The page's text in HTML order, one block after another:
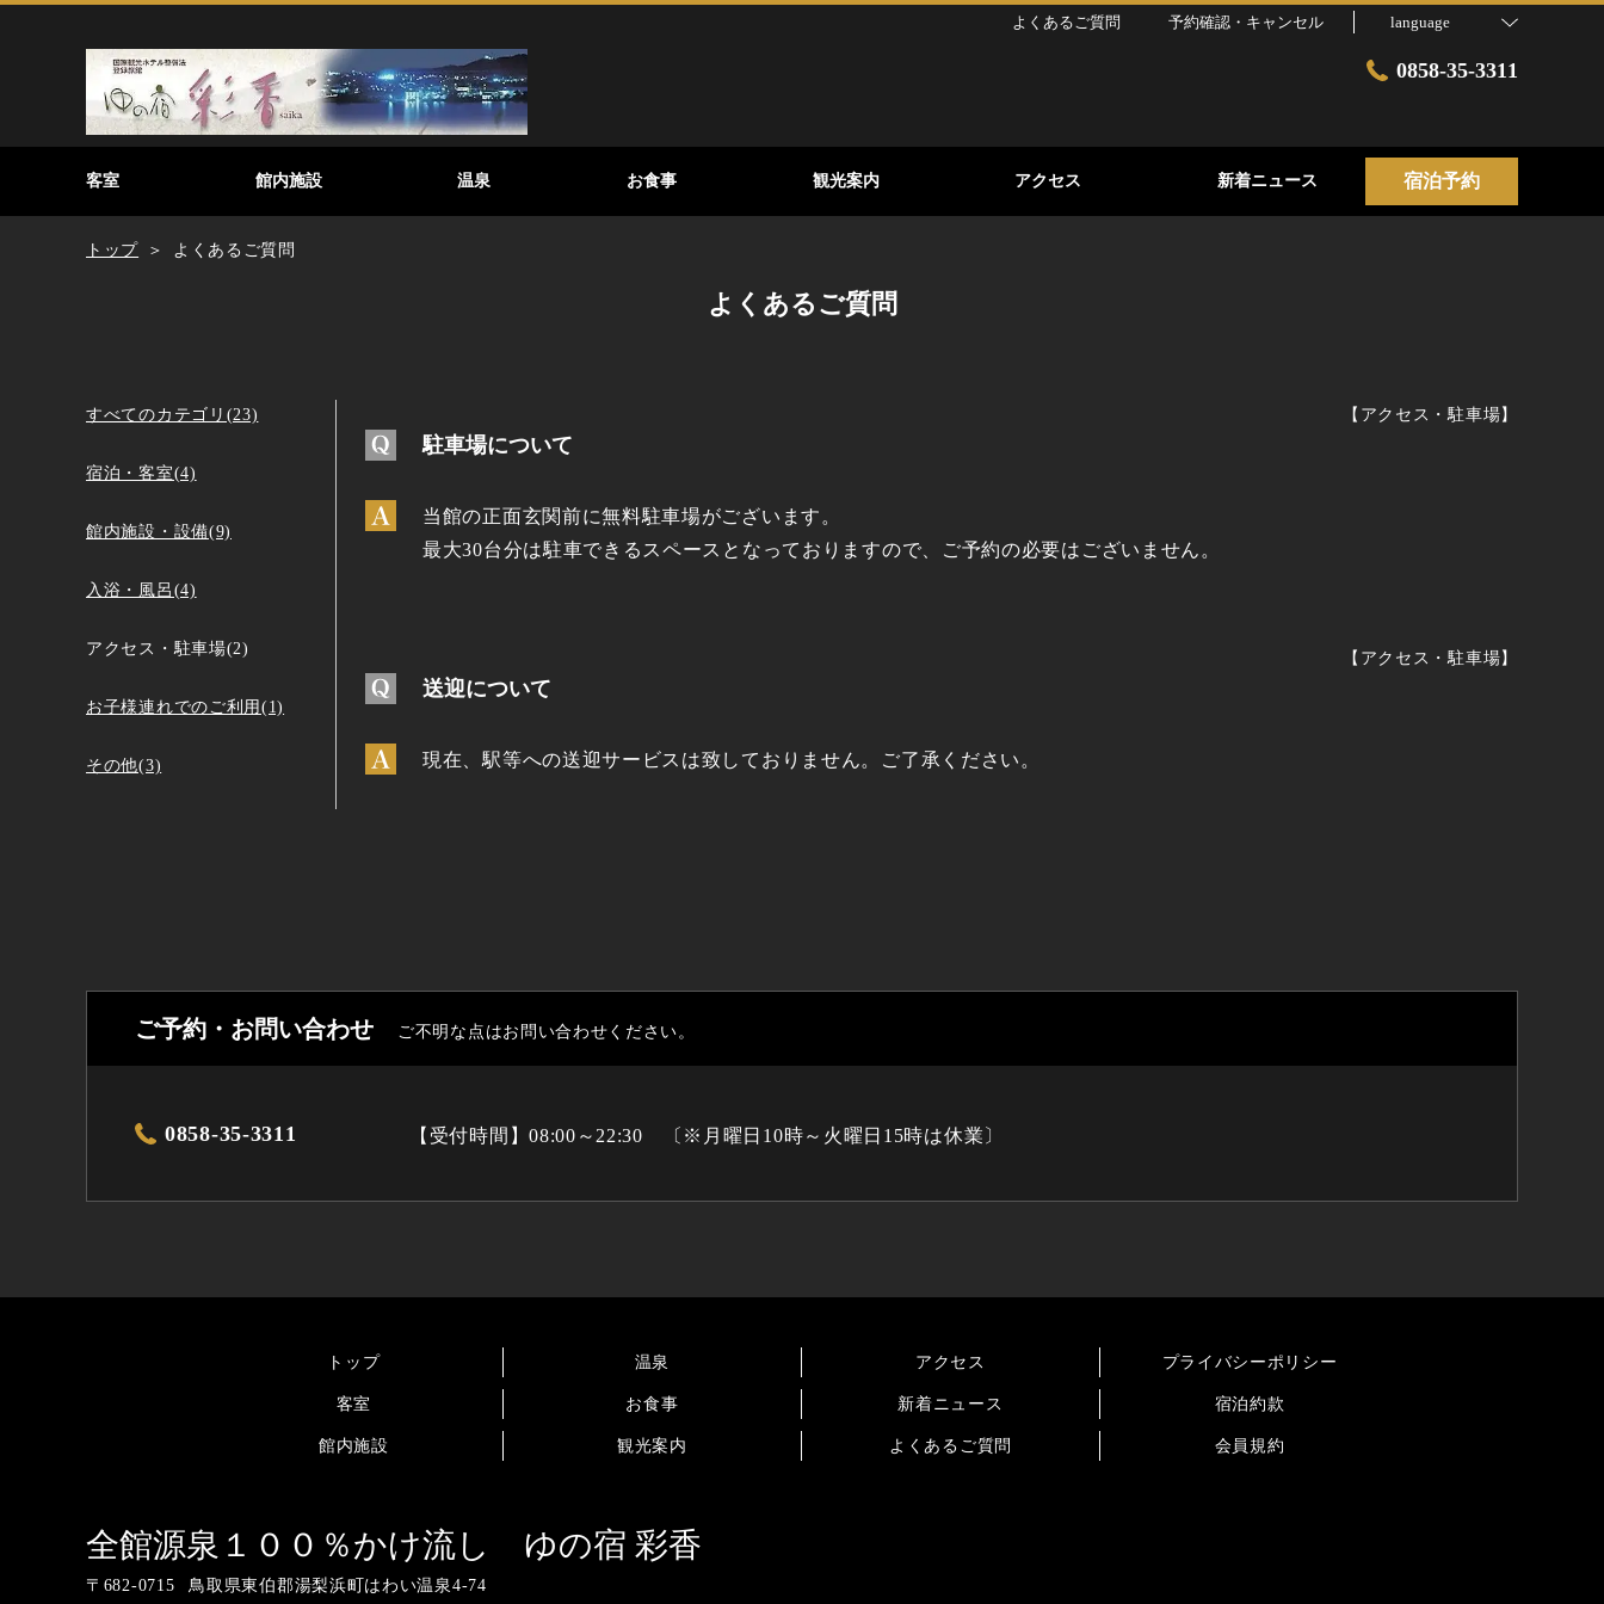
よくあるご質問 予約確認・キャンセル language
0858-35-3311
客室 館内施設 温泉 お食事 観光案内 アクセス 新着ニュース 宿泊予約
トップ よくあるご質問
よくあるご質問
すべてのカテゴリ(23)
宿泊・客室(4)
館内施設・設備(9)
入浴・風呂(4)
アクセス・駐車場(2)
お子様連れでのご利用(1)
その他(3)
【 アクセス・駐車場】
駐車場について
当館の正面玄関前に無料駐車場がございます。
最大30台分は駐車できるスペースとなっておりますので、ご予約の必要はございません。
【 アクセス・駐車場】
送迎について
現在、駅等への送迎サービスは致しておりません。ご了承ください。
ご予約・お問い合わせ ご不明な点はお問い合わせください。
0858-35-3311 【受付時間】08:00～22:30 〔※月曜日10時～火曜日15時は休業〕
トップ
客室
館内施設
温泉
お食事
観光案内
アクセス
新着ニュース
よくあるご質問
プライバシーポリシー
宿泊約款
会員規約
全館源泉１００％かけ流し ゆの宿 彩香
〒 682-0715 鳥取県東伯郡湯梨浜町はわい温泉4-74